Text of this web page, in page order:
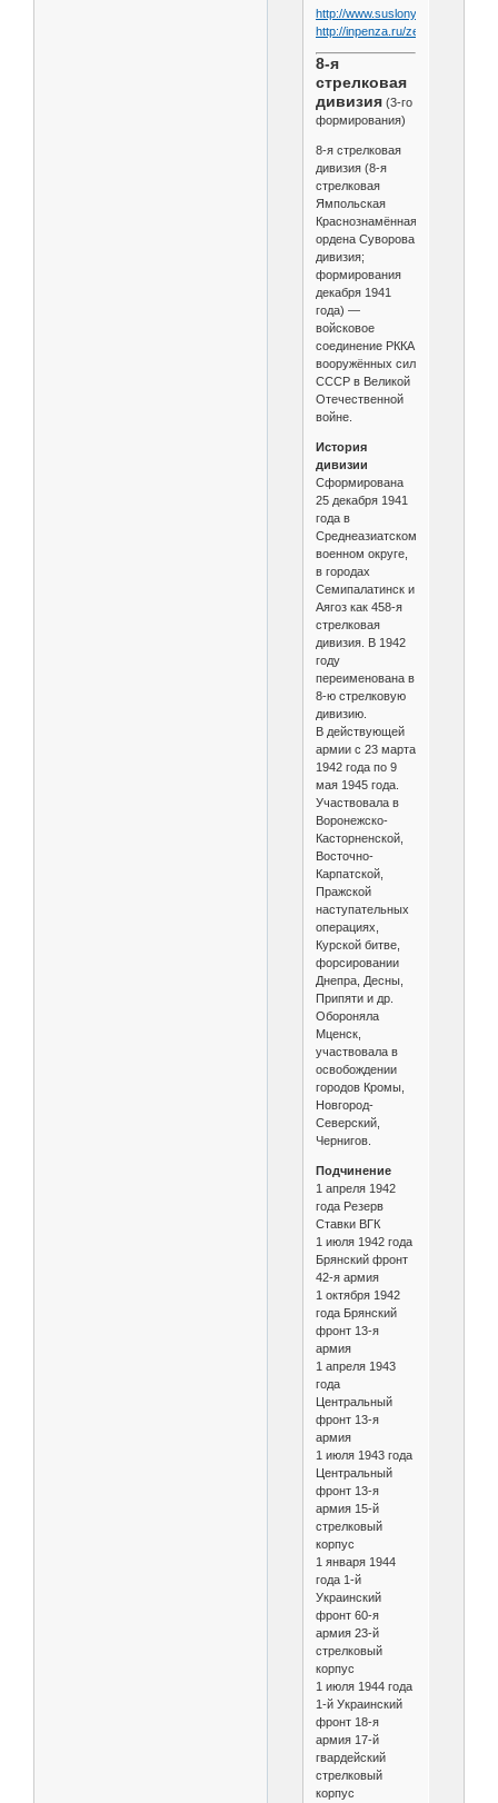
http://www.suslony.ru/
http://inpenza.ru/zemetchino/
8-я
стрелковая
дивизия(3-го
формирования)
8-я стрелковая
дивизия (8-я
стрелковая
Ямпольская
Краснознамённая
ордена Суворова
дивизия;
формирования
декабря 1941
года) —
войсковое
соединение РККА
вооружённых сил
СССР в Великой
Отечественной
войне.
История
дивизии
Сформирована
25 декабря 1941
года в
Среднеазиатском
военном округе,
в городах
Семипалатинск и
Аягоз как 458-я
стрелковая
дивизия. В 1942
году
переименована в
8-ю стрелковую
дивизию.
В действующей
армии с 23 марта
1942 года по 9
мая 1945 года.
Участвовала в
Воронежско-
Касторненской,
Восточно-
Карпатской,
Пражской
наступательных
операциях,
Курской битве,
форсировании
Днепра, Десны,
Припяти и др.
Обороняла
Мценск,
участвовала в
освобождении
городов Кромы,
Новгород-
Северский,
Чернигов.
Подчинение
1 апреля 1942
года Резерв
Ставки ВГК
1 июля 1942 года
Брянский фронт
42-я армия
1 октября 1942
года Брянский
фронт 13-я
армия
1 апреля 1943
года
Центральный
фронт 13-я
армия
1 июля 1943 года
Центральный
фронт 13-я
армия 15-й
стрелковый
корпус
1 января 1944
года 1-й
Украинский
фронт 60-я
армия 23-й
стрелковый
корпус
1 июля 1944 года
1-й Украинский
фронт 18-я
армия 17-й
гвардейский
стрелковый
корпус